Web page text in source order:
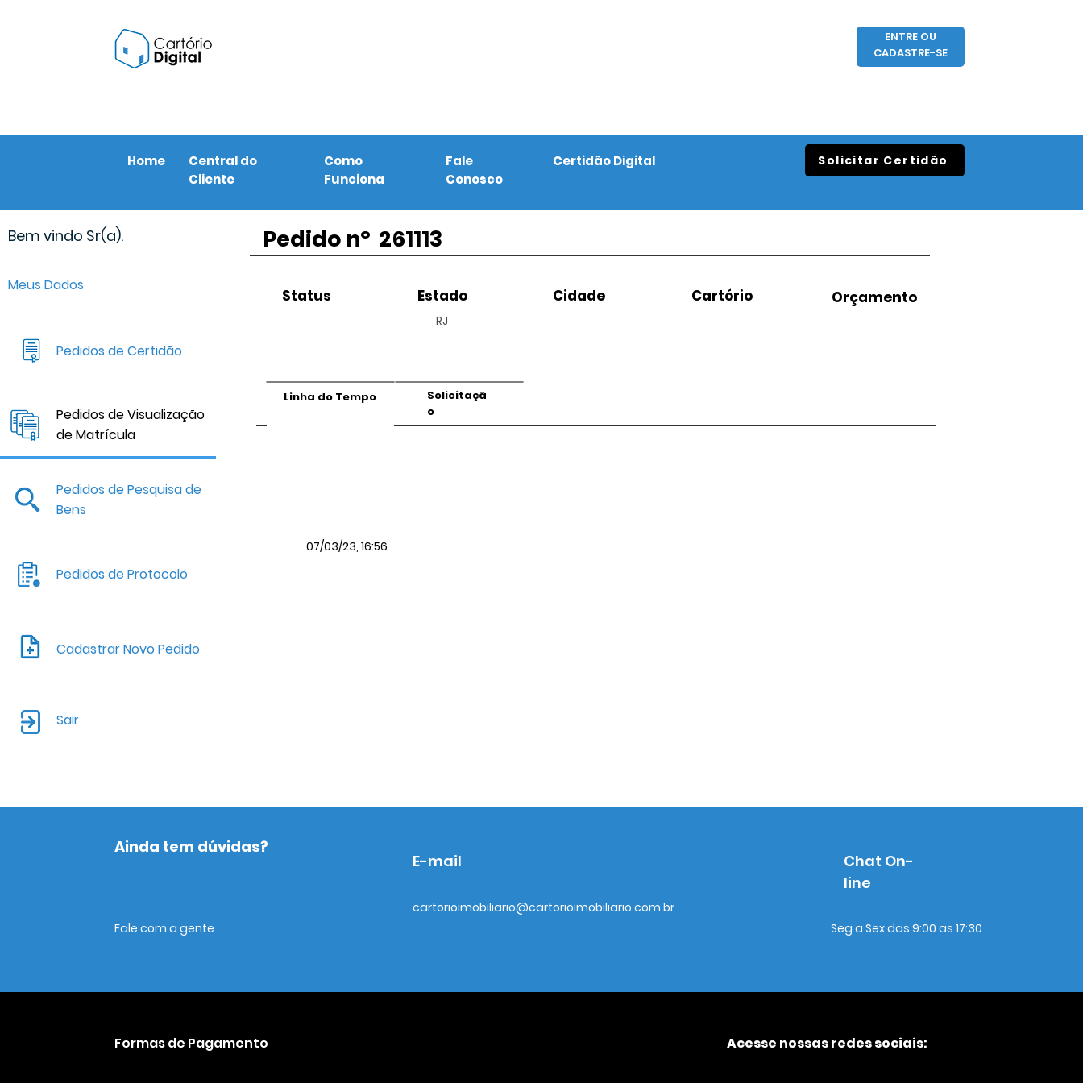
ENTRE OU
CADASTRE-SE
Home
Central do
Cliente
Como
Funciona
Fale
Conosco
Certidão Digital Solicitar Certidão
Bem vindo Sr(a).
Meus Dados
Pedidos de Certidão
Pedidos de Visualização
de Matrícula
Pedidos de Pesquisa de
Bens
Pedidos de Protocolo
Cadastrar Novo Pedido
Sair
Pedido nº 261113
Status Estado
RJ
Cidade Cartório Orçamento
Linha do Tempo
Solicitaçã
o
07/03/23, 16:56
Ainda tem dúvidas?
Fale com a gente
E-mail
cartorioimobiliario@cartorioimobiliario.com.br
Chat On-
line
Seg a Sex das 9:00 as 17:30
Formas de Pagamento Acesse nossas redes sociais: